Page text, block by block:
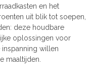
en het
uit blik tot soepen,
deze houdbare
oplossingen voor
willen
maaltijden.